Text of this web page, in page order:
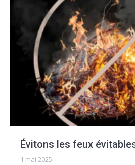
Évitons les feux
1 mai 2025